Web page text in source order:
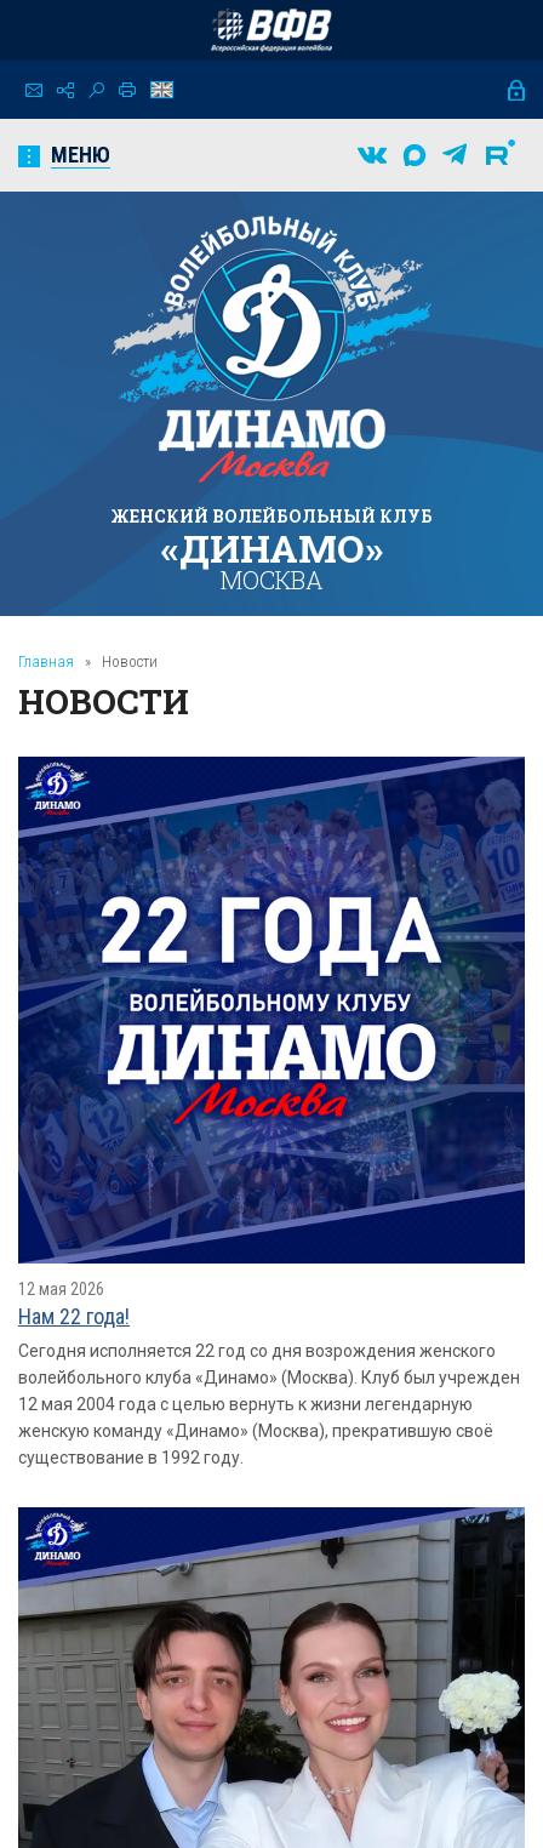
МЕНЮ
ЖЕНСКИЙ ВОЛЕЙБОЛЬНЫЙ КЛУБ
«ДИНАМО»
МОСКВА
Главная » Новости
НОВОСТИ
12 мая 2026
Нам 22 года!
Сегодня исполняется 22 год со дня возрождения женского
волейбольного клуба «Динамо» (Москва). Клуб был учрежден
12 мая 2004 года с целью вернуть к жизни легендарную
женскую команду «Динамо» (Москва), прекратившую своё
существование в 1992 году.